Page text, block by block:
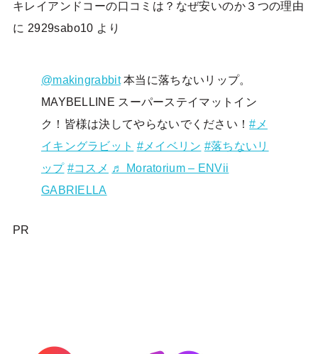
キレイアンドコーの口コミは？なぜ安いのか３つの理由
に 2929sabo10 より
@makingrabbit本当に落ちないリップ。
MAYBELLINE スーパーステイマットイン
ク！皆様は決してやらないでください！#メ
イキングラビット #メイベリン #落ちないリ
ップ #コスメ ♬ Moratorium – ENVii
GABRIELLA
PR